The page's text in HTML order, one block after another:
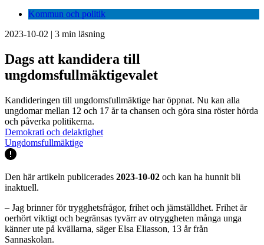
Kommun och politik
2023-10-02 | 3 min läsning
Dags att kandidera till
ungdomsfullmäktigevalet
Kandideringen till ungdomsfullmäktige har öppnat. Nu kan alla
ungdomar mellan 12 och 17 år ta chansen och göra sina röster hörda
och påverka politikerna.
Demokrati och delaktighet
Ungdomsfullmäktige
Den här artikeln publicerades 2023-10-02 och kan ha hunnit bli
inaktuell.
– Jag brinner för trygghetsfrågor, frihet och jämställdhet. Frihet är
oerhört viktigt och begränsas tyvärr av otryggheten många unga
känner ute på kvällarna, säger Elsa Eliasson, 13 år från
Sannaskolan.